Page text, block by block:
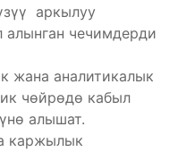
аркылуу
чечимдерди
жана аналитикалык
чөйрөдө кабыл
алышат.
каржылык